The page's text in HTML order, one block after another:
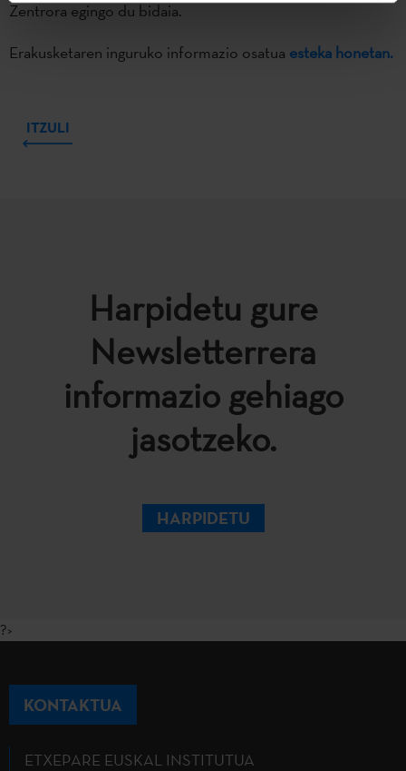
Zentrora egingo du bidaia.
Erakusketaren inguruko informazio osatua esteka honetan.
ITZULI
Harpidetu gure
Newsletterrera
informazio gehiago
jasotzeko.
HARPIDETU
?>
KONTAKTUA
ETXEPARE EUSKAL INSTITUTUA